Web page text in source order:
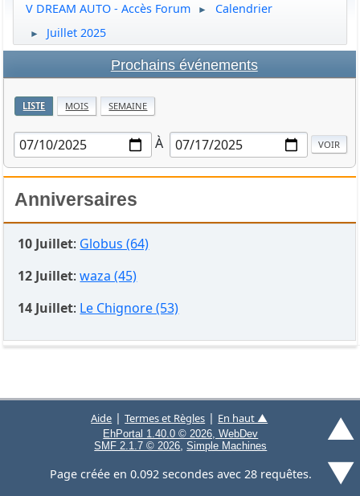
V DREAM AUTO - Accès Forum ► Calendrier
► Juillet 2025
Prochains événements
LISTE MOIS SEMAINE
À
Anniversaires
10 Juillet: Globus (64)
12 Juillet:waza (45)
14 Juillet: Le Chignore (53)
▲
▼
Aide |Termes et Règles | En haut ▲
EhPortal 1.40.0 © 2026, WebDev
SMF 2.1.7 © 2026 ,Simple Machines
Page créée en 0.092 secondes avec 28 requêtes.